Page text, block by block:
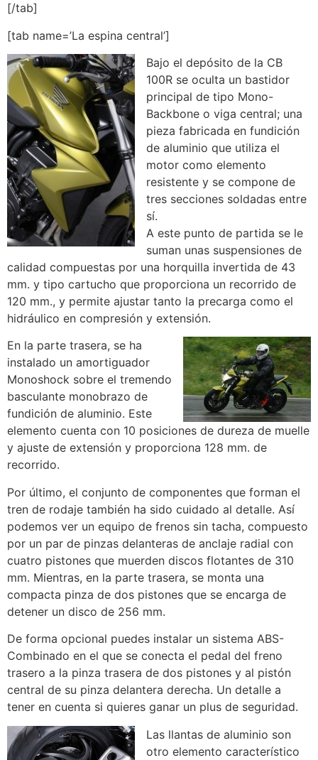
[/tab]
[tab name=’La espina central’]
Bajo el depósito de la CB
100R se oculta un bastidor
principal de tipo Mono-
Backbone o viga central; una
pieza fabricada en fundición
de aluminio que utiliza el
motor como elemento
resistente y se compone de
tres secciones soldadas entre
sí.
A este punto de partida se le
suman unas suspensiones de
calidad compuestas por una horquilla invertida de 43
mm. y tipo cartucho que proporciona un recorrido de
120 mm., y permite ajustar tanto la precarga como el
hidráulico en compresión y extensión.
En la parte trasera, se ha
instalado un amortiguador
Monoshock sobre el tremendo
basculante monobrazo de
fundición de aluminio. Este
elemento cuenta con 10 posiciones de dureza de muelle
y ajuste de extensión y proporciona 128 mm. de
recorrido.
Por último, el conjunto de componentes que forman el
tren de rodaje también ha sido cuidado al detalle. Así
podemos ver un equipo de frenos sin tacha, compuesto
por un par de pinzas delanteras de anclaje radial con
cuatro pistones que muerden discos flotantes de 310
mm. Mientras, en la parte trasera, se monta una
compacta pinza de dos pistones que se encarga de
detener un disco de 256 mm.
De forma opcional puedes instalar un sistema ABS-
Combinado en el que se conecta el pedal del freno
trasero a la pinza trasera de dos pistones y al pistón
central de su pinza delantera derecha. Un detalle a
tener en cuenta si quieres ganar un plus de seguridad.
Las llantas de aluminio son
otro elemento característico